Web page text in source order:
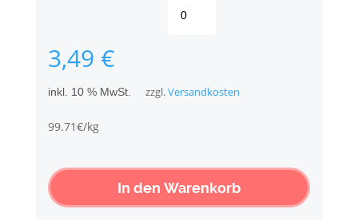
Earth
Menge
3,49 €
inkl. 10 % MwSt. zzgl.Versandkosten
99.71€/kg
In den Warenkorb